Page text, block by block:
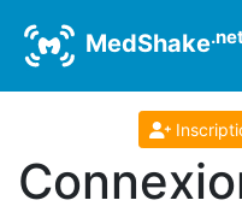
MedShake